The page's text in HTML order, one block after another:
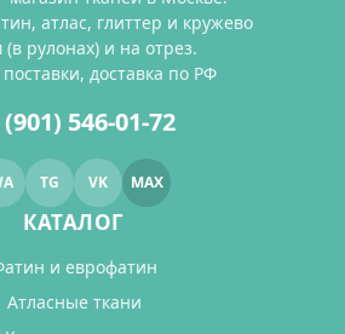
атлас, глиттер и кружево
(в рулонах) и на отрез.
доставка по РФ
(901) 546-01-72
TG VK MAX
КАТАЛОГ
и еврофатин
Атласные ткани